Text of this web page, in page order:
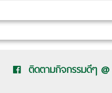
ติดตามกิจกรรมดีๆ @